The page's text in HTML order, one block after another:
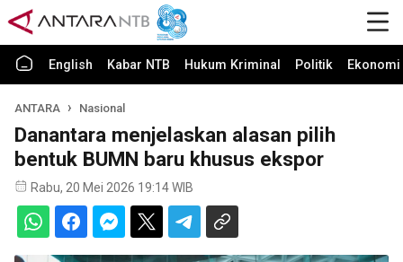
English Kabar NTB Hukum Kriminal Politik
ANTARA Nasional
Danantara menjelaskan alasan pilih
bentuk BUMN baru khusus ekspor
Rabu, 20 Mei 2026 19:14 WIB